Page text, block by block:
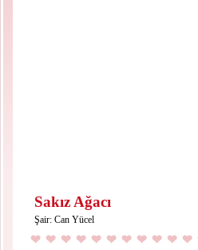
Sakız Ağacı
Şair: Can Yücel